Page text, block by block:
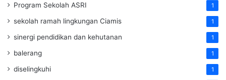
Program Sekolah ASRI 1
sekolah ramah lingkungan Ciamis 1
sinergi pendidikan dan kehutanan 1
balerang 1
diselingkuhi 1